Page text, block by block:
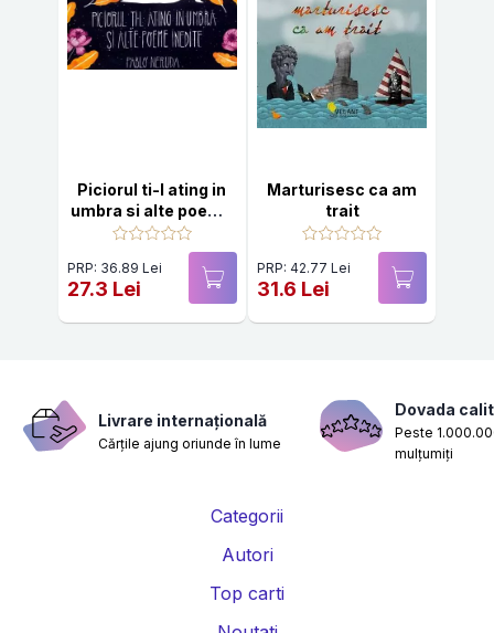
Piciorul ti-l ating in
umbra si alte poeme
inedite
PRP: 36.89 Lei
27.3 Lei
Marturisesc ca am
trait
PRP: 42.77 Lei
31.6 Lei
Livrare internațională
Cărțile ajung oriunde în lume
Dovada
Peste
mulțumiți
Categorii
Autori
Top carti